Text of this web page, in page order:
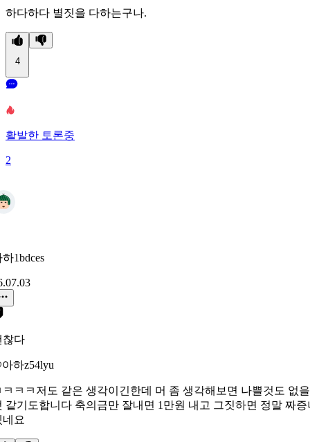
하다하다 별짓을 다하는구나.
4
활발한 토론중
2
1bdces
찮다
아하z54lyu
ㅋㅋㅋ저도 같은 생각이긴한데 머 좀 생각해보면 나쁠것도 없을
같기도합니다 축의금만 잘내면 1만원 내고 그짓하면 정말 짜증
네요